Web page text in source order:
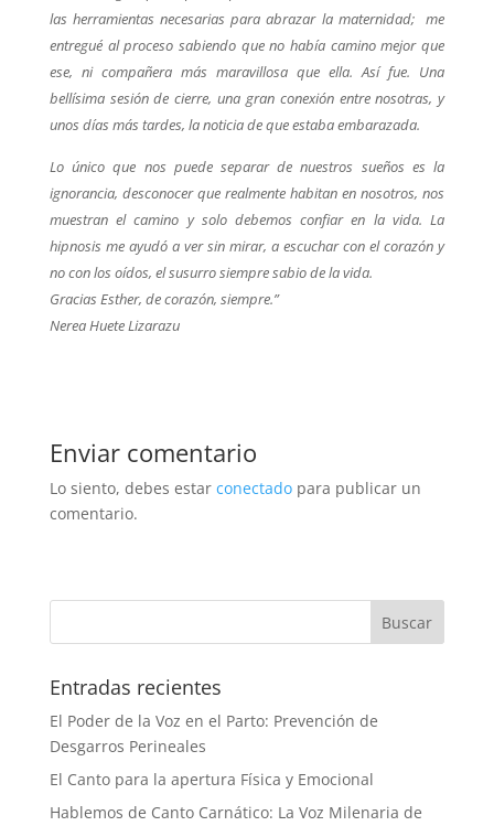
las herramientas necesarias para abrazar la maternidad; me
entregué al proceso sabiendo que no había camino mejor que
ese, ni compañera más maravillosa que ella. Así fue. Una
bellísima sesión de cierre, una gran conexión entre nosotras, y
unos días más tardes, la noticia de que estaba embarazada.
Lo único que nos puede separar de nuestros sueños es la
ignorancia, desconocer que realmente habitan en nosotros, nos
muestran el camino y solo debemos confiar en la vida. La
hipnosis me ayudó a ver sin mirar, a escuchar con el corazón y
no con los oídos, el susurro siempre sabio de la vida.
Gracias Esther, de corazón, siempre.”
Nerea Huete Lizarazu
Enviar comentario
Lo siento, debes estar conectadopara publicar un
comentario.
Entradas recientes
El Poder de la Voz en el Parto: Prevención de
Desgarros Perineales
El Canto para la apertura Física y Emocional
Hablemos de Canto Carnático: La Voz Milenaria de